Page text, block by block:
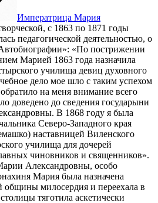
Императрица Мария
с 1863 по 1871 годы
педагогической деятельностью, о
«По пострижении
Марией 1863 года назначила
училища девиц духовного
дело мое шло с таким успехом
на меня внимание всего
доведено до сведения государыни
В 1868 году я была
Северо-Западного края
наставницей Виленского
училища для дочерей
чиновников и священников».
Александровны, особо
Мария была назначена
общины милосердия и переехала в
тяготила аскетически